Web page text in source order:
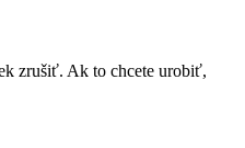
zrušiť. Ak to chcete urobiť,